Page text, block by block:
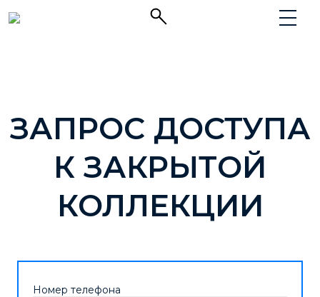
ЗАПРОС ДОСТУПА
К ЗАКРЫТОЙ
КОЛЛЕКЦИИ
Номер телефона